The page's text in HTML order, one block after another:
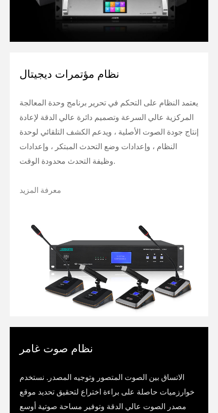
نظام مؤتمرات ديجيتال
يعتمد النظام على التحكم في تحرير برنامج وحدة المعالجة
المركزية عالي السرعة وتصميم دائرة عالي الدقة لإعادة
إنتاج جودة الصوت الأصلية ، ويدعم الكشف التلقائي لوحدة
النظام ، وإعدادات وضع التحدث المبتكر ، وإعدادات
وظيفة التحدث محدودة الوقت.
معرفة المزيد
نظام صوت غامر
الاتساق بين الصوت المتصور وتوجيه المصدر. نستخدم
خوارزميات حاصلة على براءة اختراع لتحقيق تحديد موقع
مصدر الصوت عالي الدقة وتوفير مساحة صوتية أوسع